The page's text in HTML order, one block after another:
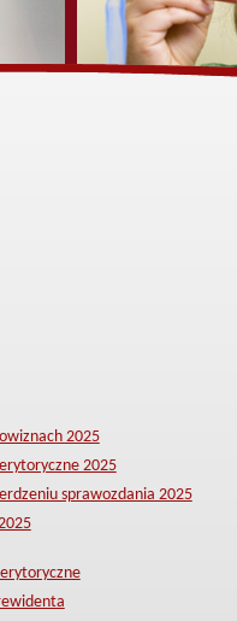
2025
2025
sprawozdania 2025